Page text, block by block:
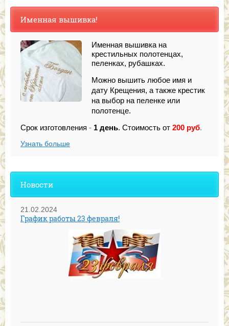
Именная вышивка!
Именная вышивка на
крестильных полотенцах,
пеленках, рубашках.
Можно вышить любое имя и
дату Крещения, а также крестик
на выбор на пеленке или
полотенце.
Срок изготовления - 1 день. Стоимость от 200 руб.
Узнать больше
Новости
21.02.2024
График работы 23 февраля!